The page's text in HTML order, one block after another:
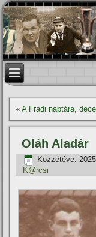
«A Fradi naptára,
Oláh Aladár
Közzétéve:
K@rcsi